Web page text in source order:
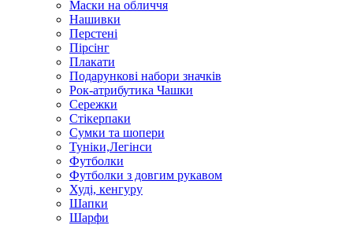
Маски на обличчя
Нашивки
Перстені
Пірсінг
Плакати
Подарункові набори значків
Рок-атрибутика Чашки
Сережки
Стікерпаки
Сумки та шопери
Туніки,Легінси
Футболки
Футболки з довгим рукавом
Худі, кенгуру
Шапки
Шарфи